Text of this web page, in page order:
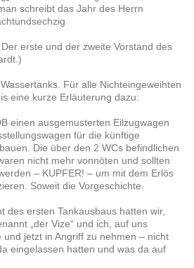
schreibt das Jahr des Herrn
Der erste und der zweite Vorstand des
Für alle Nichteingeweihten
eine kurze Erläuterung dazu:
einen ausgemusterten Eilzugwagen
für die künftige
Die über den 2 WCs befindlichen
nicht mehr vonnöten und sollten
– KUPFER! – um mit dem Erlös
Soweit die Vorgeschichte.
des ersten Tankausbaus hatten wir,
„der Vize“ und ich, auf uns
jetzt in Angriff zu nehmen – nicht
eingelassen hatten und was da auf